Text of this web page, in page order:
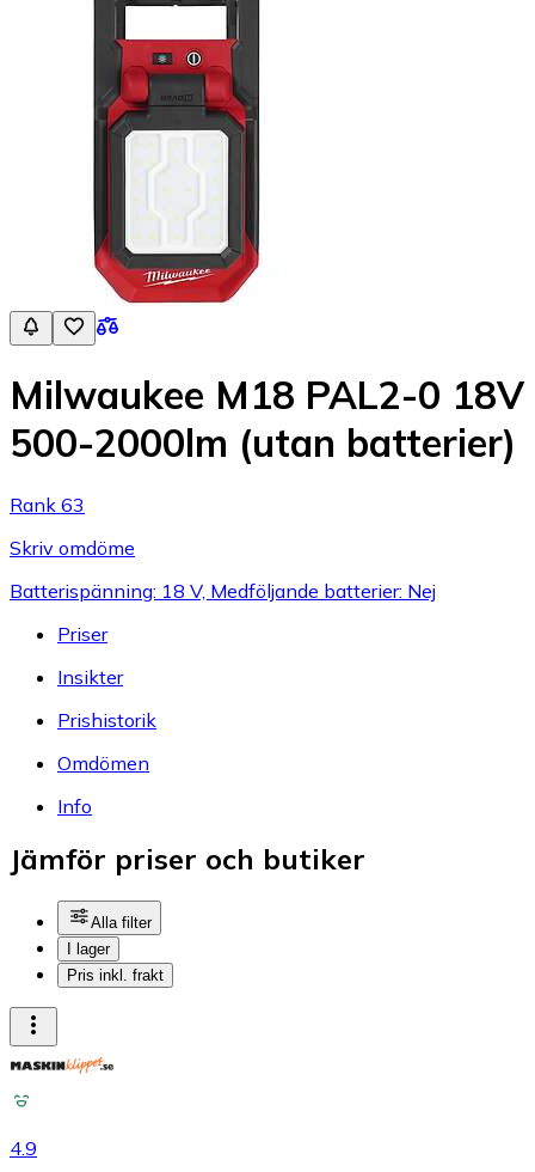
Milwaukee M18 PAL2-0 18V
500-2000lm (utan batterier)
Rank 63
Skriv omdöme
Batterispänning: 18 V, Medföljande batterier: Nej
Priser
Insikter
Prishistorik
Omdömen
Info
Jämför priser och butiker
Alla filter
I lager
Pris inkl. frakt
4.9